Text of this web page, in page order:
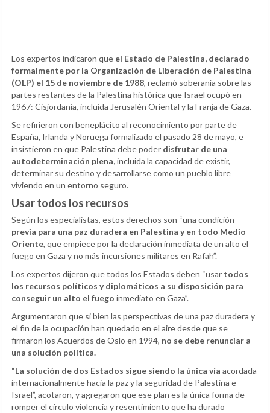
Los expertos indicaron que el Estado de Palestina, declarado
formalmente por la Organización de Liberación de Palestina
(OLP) el 15 de noviembre de 1988, reclamó soberanía sobre las
partes restantes de la Palestina histórica que Israel ocupó en
1967: Cisjordania, incluida Jerusalén Oriental y la Franja de Gaza.
Se refirieron con beneplácito al reconocimiento por parte de
España, Irlanda y Noruega formalizado el pasado 28 de mayo, e
insistieron en que Palestina debe poder disfrutar de una
autodeterminación plena,incluida la capacidad de existir,
determinar su destino y desarrollarse como un pueblo libre
viviendo en un entorno seguro.
Usar todos los recursos
Según los especialistas, estos derechos son “una condición
previa para una paz duradera en Palestina y en todo Medio
Oriente, que empiece por la declaración inmediata de un alto el
fuego en Gaza y no más incursiones militares en Rafah”.
Los expertos dijeron que todos los Estados deben “usar todos
los recursos políticos y diplomáticos a su disposición para
conseguir un alto el fuego inmediato en Gaza”.
Argumentaron que si bien las perspectivas de una paz duradera y
el fin de la ocupación han quedado en el aire desde que se
firmaron los Acuerdos de Oslo en 1994, no se debe renunciar a
una solución política.
“La solución de dos Estados sigue siendo la única vía acordada
internacionalmente hacia la paz y la seguridad de Palestina e
Israel”, acotaron, y agregaron que ese plan es la única forma de
romper el círculo violencia y resentimiento que ha durado